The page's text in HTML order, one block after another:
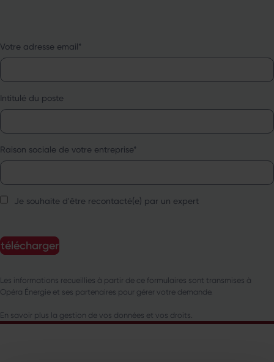
Votre adresse email*
Intitulé du poste
Raison sociale de votre entreprise*
Je souhaite d'être recontacté(e) par un expert
Les informations recueillies à partir de ce formulaires sont transmises à
Opéra Énergie et ses partenaires pour gérer votre demande.
En savoir plus la gestion de vos données et vos droits.